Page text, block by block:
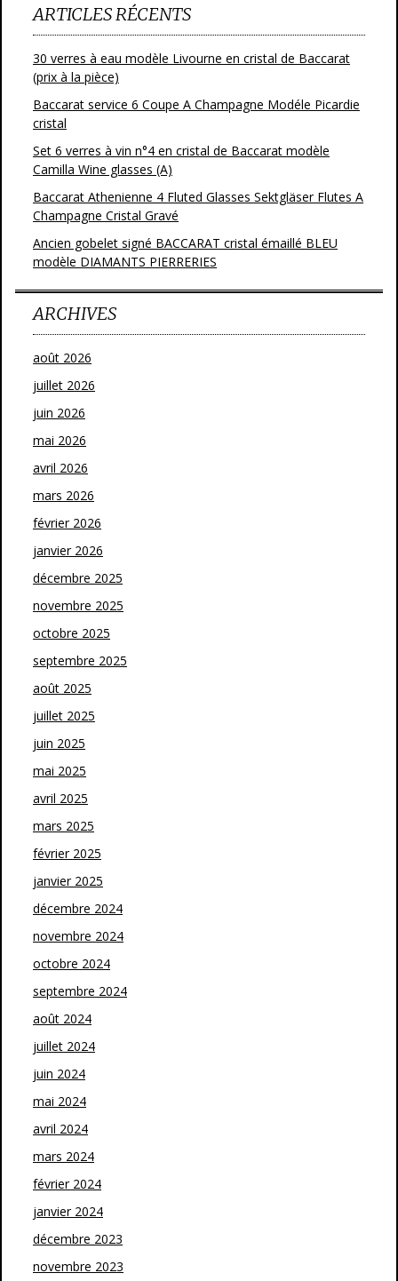
ARTICLES RÉCENTS
30 verres à eau modèle Livourne en cristal de Baccarat
(prix à la pièce)
Baccarat service 6 Coupe A Champagne Modéle Picardie
cristal
Set 6 verres à vin n°4 en cristal de Baccarat modèle
Camilla Wine glasses (A)
Baccarat Athenienne 4 Fluted Glasses Sektgläser Flutes A
Champagne Cristal Gravé
Ancien gobelet signé BACCARAT cristal émaillé BLEU
modèle DIAMANTS PIERRERIES
ARCHIVES
août 2026
juillet 2026
juin 2026
mai 2026
avril 2026
mars 2026
février 2026
janvier 2026
décembre 2025
novembre 2025
octobre 2025
septembre 2025
août 2025
juillet 2025
juin 2025
mai 2025
avril 2025
mars 2025
février 2025
janvier 2025
décembre 2024
novembre 2024
octobre 2024
septembre 2024
août 2024
juillet 2024
juin 2024
mai 2024
avril 2024
mars 2024
février 2024
janvier 2024
décembre 2023
novembre 2023